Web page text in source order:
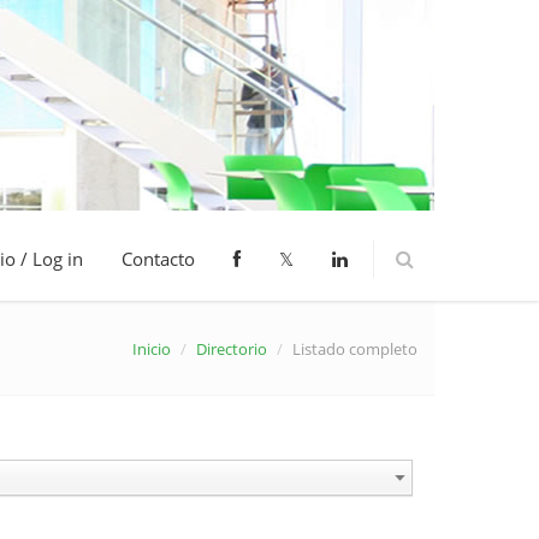
/ Log in Contacto 𝕏
Inicio / Directorio / Listado completo